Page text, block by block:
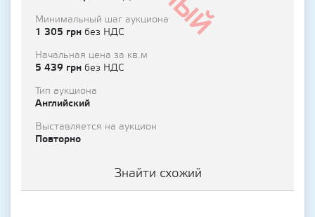
Минимальный шаг аукциона
1 305 грн без НДС
Начальная цена за кв.м
5 439 грн без НДС
Тип аукциона
Английский
Выставляется на аукцион
Повторно
Знайти схожий